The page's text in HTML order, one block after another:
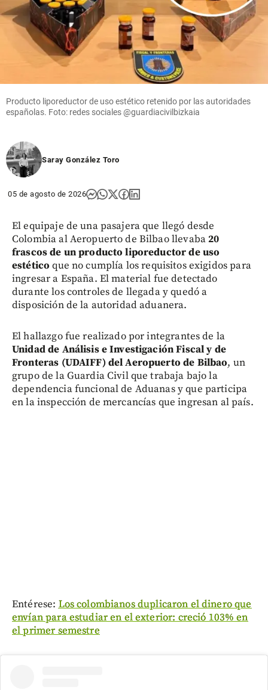
Producto liporeductor de uso estético retenido por las autoridades
españolas. Foto: redes sociales @guardiacivilbizkaia
Saray González Toro
05 de agosto de 2026
El equipaje de una pasajera que llegó desde
Colombia al Aeropuerto de Bilbao llevaba20
frascos de un producto liporeductor de uso
estético que no cumplía los requisitos exigidos para
ingresar a España. El material fue detectado
durante los controles de llegada y quedó a
disposición de la autoridad aduanera.
El hallazgo fue realizado por integrantes de la
Unidad de Análisis e Investigación Fiscal y de
Fronteras (UDAIFF) del Aeropuerto de Bilbao, un
grupo de la Guardia Civil que trabaja bajo la
dependencia funcional de Aduanas y que participa
en la inspección de mercancías que ingresan al país.
Entérese: Los colombianos duplicaron el dinero que
envían para estudiar en el exterior: creció 103% en
el primer semestre